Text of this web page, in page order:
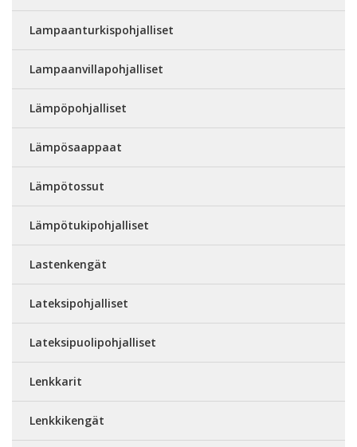
Lampaanturkispohjalliset
Lampaanvillapohjalliset
Lämpöpohjalliset
Lämpösaappaat
Lämpötossut
Lämpötukipohjalliset
Lastenkengät
Lateksipohjalliset
Lateksipuolipohjalliset
Lenkkarit
Lenkkikengät